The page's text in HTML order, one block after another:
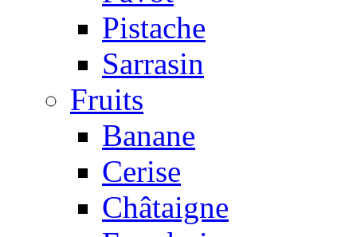
Pistache
Sarrasin
Fruits
Banane
Cerise
Châtaigne